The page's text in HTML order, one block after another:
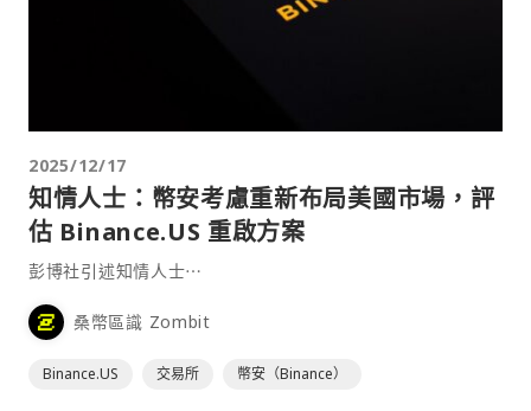
2025/12/17
知情人士：幣安考慮重新布局美國市場，評
估 Binance.US 重啟方案
彭博社引述知情人士⋯
桑幣區識 Zombit
Binance.US 交易所 幣安（Binance）